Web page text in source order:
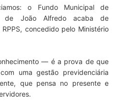
o Fundo Municipal de
de João Alfredo acaba de
concedido pelo Ministério
— é a prova de que
uma gestão previdenciária
que pensa no presente e